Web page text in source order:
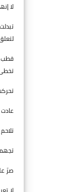
لا
قطب
تخطئ
صرّ